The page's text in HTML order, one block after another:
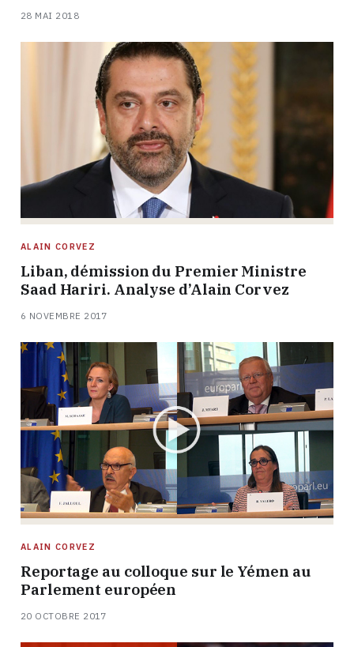
28 MAI 2018
ALAIN CORVEZ
Liban, démission du Premier Ministre
Saad Hariri. Analyse d’Alain Corvez
6 NOVEMBRE 2017
ALAIN CORVEZ
Reportage au colloque sur le Yémen au
Parlement européen
20 OCTOBRE 2017